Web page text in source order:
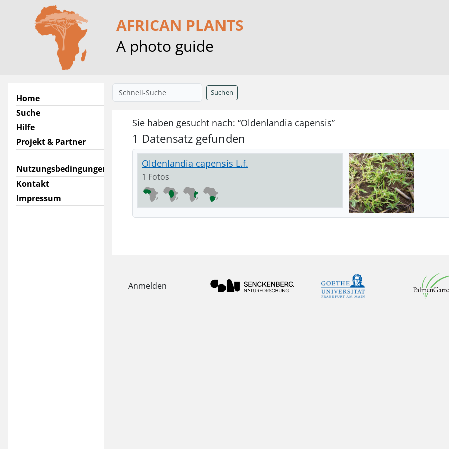
AFRICAN PLANTS
A photo guide
Home
Suche
Hilfe
Projekt & Partner
Nutzungsbedingungen
Kontakt
Impressum
Suchen
Sie haben gesucht nach: “Oldenlandia capensis”
1 Datensatz gefunden
Oldenlandia capensis L.f.
1 Fotos
Anmelden